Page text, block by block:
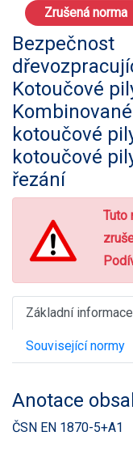
Zrušená norma
Bezpečnost
Kotoučové
kotoučové
kotoučové
řezání
Tuto
Základní informace
Související normy
Anotace
ČSN EN 1870-5+A1